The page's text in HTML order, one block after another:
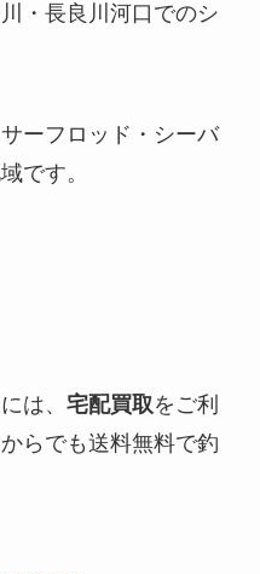
・長良川河口でのシ
ーフロッド・シーバ
です。
は、 宅配買取をご利
らでも送料無料で釣